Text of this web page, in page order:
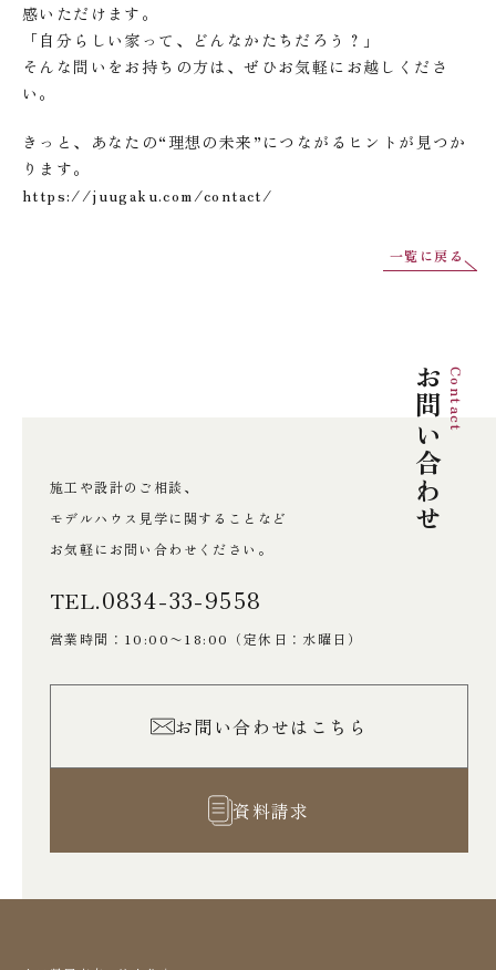
感いただけます。
「自分らしい家って、どんなかたちだろう？」
そんな問いをお持ちの方は、ぜひお気軽にお越しくださ
い。
きっと、あなたの“理想の未来”につながるヒントが見つか
ります。
https://juugaku.com/contact/
一覧に戻る
お問い合わせContact
施工や設計のご相談、
モデルハウス見学に関することなど
お気軽にお問い合わせください。
TEL.0834-33-9558
営業時間：10:00〜18:00 （定休日：水曜日）
お問い合わせはこちら
資料請求